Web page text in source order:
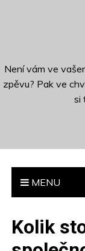
o
Není vám ve
zpěvu? Pak ve
si
MENU
Kolik